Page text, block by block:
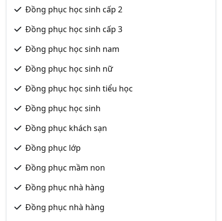
Đồng phục học sinh cấp 2
Đồng phục học sinh cấp 3
Đồng phục học sinh nam
Đồng phục học sinh nữ
Đồng phục học sinh tiểu học
Đồng phục học sinh
Đồng phục khách sạn
Đồng phục lớp
Đồng phục mầm non
Đồng phục nhà hàng
Đồng phục nhà hàng